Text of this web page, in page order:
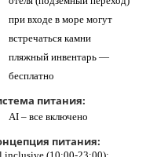
​при входе в море могут
встречаться камни
пляжный инвентарь —
бесплатно
питания:
AI – все включено
питания: